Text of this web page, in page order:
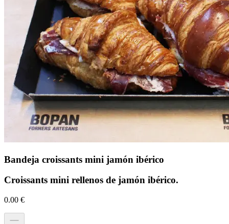
Bandeja croissants mini jamón ibérico
Croissants mini rellenos de jamón ibérico.
0.00 €